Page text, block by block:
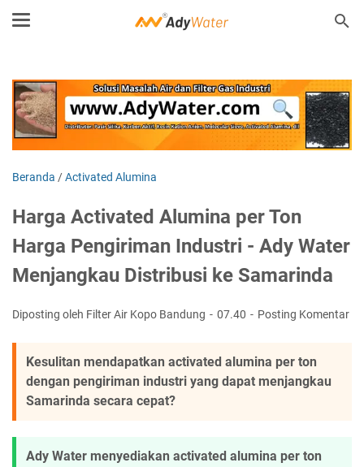
Beranda /Activated Alumina
Harga Activated Alumina per Ton
Harga Pengiriman Industri - Ady Water
Menjangkau Distribusi ke Samarinda
Diposting oleh Filter Air Kopo Bandung 07.40 Posting Komentar
Kesulitan mendapatkan activated alumina per ton
dengan pengiriman industri yang dapat menjangkau
Samarinda secara cepat?
Ady Water menyediakan activated alumina per ton